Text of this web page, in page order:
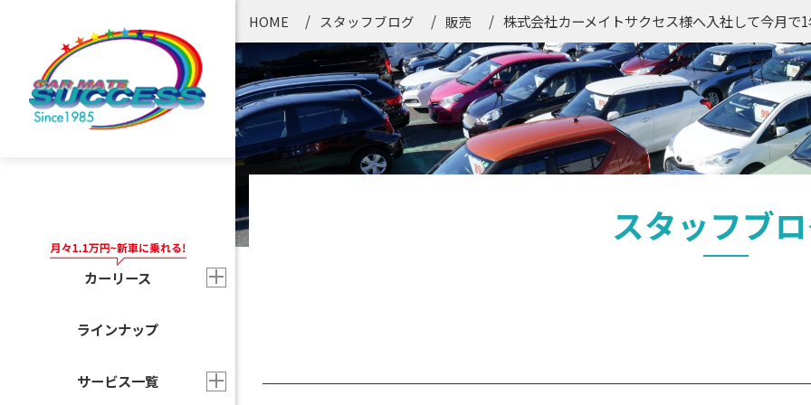
カーリース
ラインナップ
サービス一覧
HOME スタッフブログ 販売 株式会社カーメイトサクセス様へ入社して今月で
スタッフブ